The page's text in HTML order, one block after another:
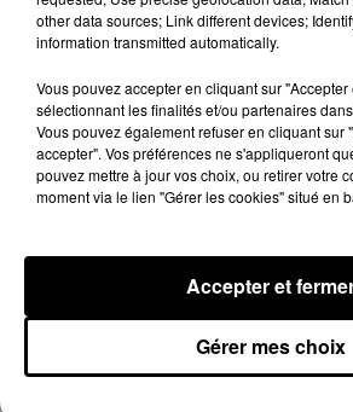
AUTOMOBILES 1/43E
Mardi 22 septembre et 8 décembre
l'Espace des ventes du Coudray :
Automobiles 1/43e.
other data sources; Link different devices;
information transmitted automatically.
Vous pouvez accepter en cliquant sur "Accepter
sélectionnant les finalités et/ou partenaires
Vous pouvez également refuser en cliquant sur
accepter". Vos préférences ne s'appliqueront
pouvez mettre à jour vos choix, ou retirer votre
moment via le lien "Gérer les cookies" situé en
Gérer mes choix
Accepter et